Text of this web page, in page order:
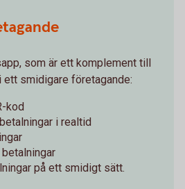
som är ett komplement till
ett smidigare företagande:
kod
i realtid
på ett smidigt sätt.